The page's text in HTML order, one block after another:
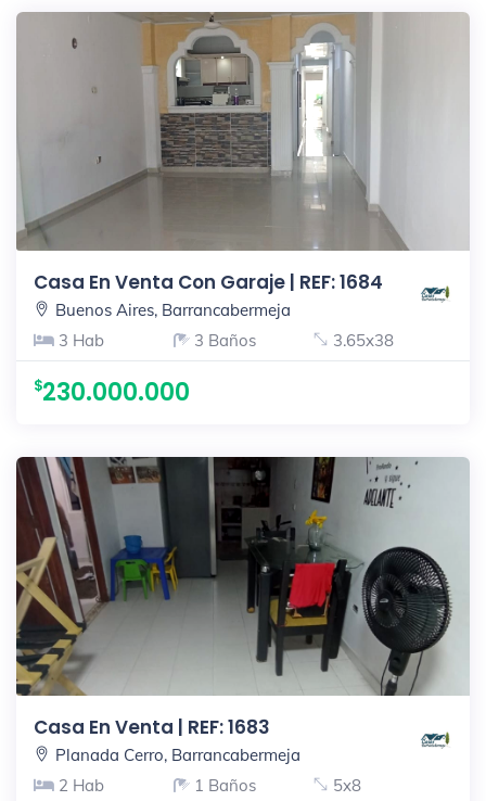
Casa En Venta Con Garaje | REF: 1684
Buenos Aires, Barrancabermeja
3 Hab
3 Baños 3.65x38
230.000.000
Casa En Venta | REF: 1683
Planada Cerro, Barrancabermeja
2 Hab
1 Baños 5x8